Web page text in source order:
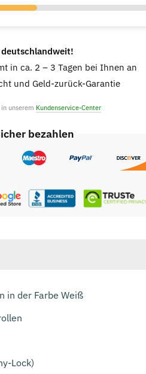
deutschlandweit!
in ca. 2 – 3 Tagen bei Ihnen an
und Geld-zurück-Garantie
unserem Kundenservice-Center
bezahlen
in der Farbe Weiß
Lock)